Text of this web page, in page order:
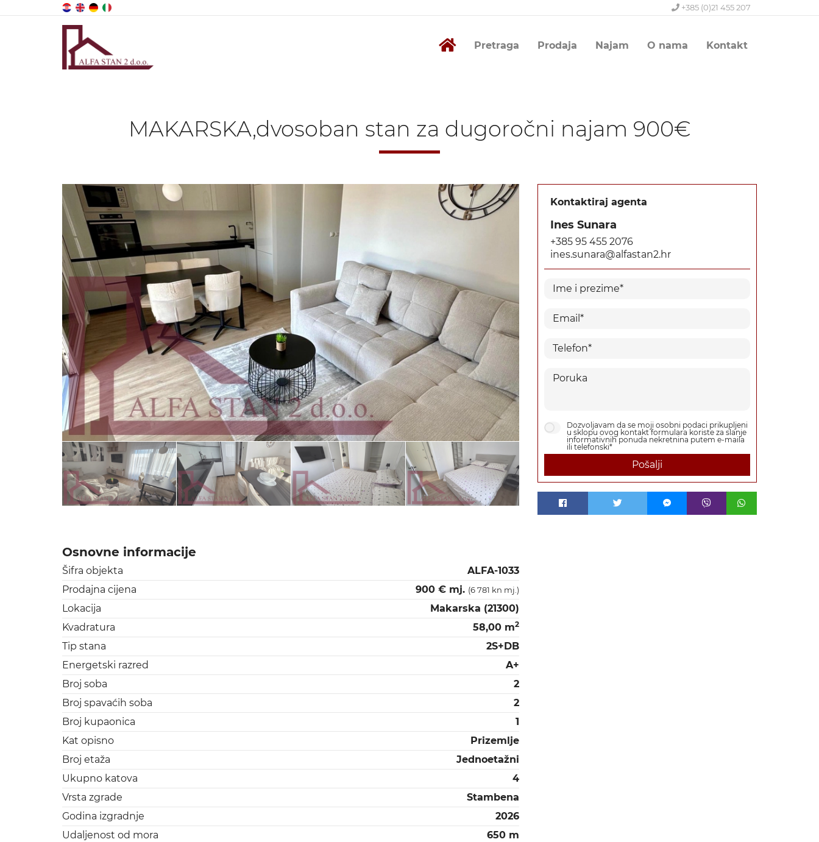
+385 (0)21 455 207
Pretraga Prodaja Najam O nama Kontakt
MAKARSKA,dvosoban stan za dugoročni najam 900€
Osnovne informacije
Šifra objekta
ALFA-1033
Prodajna cijena
900 € mj. (6 781 kn mj.)
Lokacija
Makarska (21300)
Kvadratura
58,00 m2
Tip stana
2S+DB
Energetski razred
A+
Broj soba
2
Broj spavaćih soba
2
Broj kupaonica
1
Kat opisno
Prizemlje
Broj etaža
Jednoetažni
Ukupno katova
4
Vrsta zgrade
Stambena
Godina izgradnje
2026
Udaljenost od mora
650 m
Kontaktiraj agenta
Ines Sunara
+385 95 455 2076
ines.sunara@alfastan2.hr
Dozvoljavam da se moji osobni podaci prikupljeni
u sklopu ovog kontakt formulara koriste za slanje
informativnih ponuda nekretnina putem e-maila
ili telefonski*
Pošalji